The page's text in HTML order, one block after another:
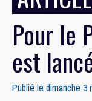
Pour le
est
Publié le dimanche 3